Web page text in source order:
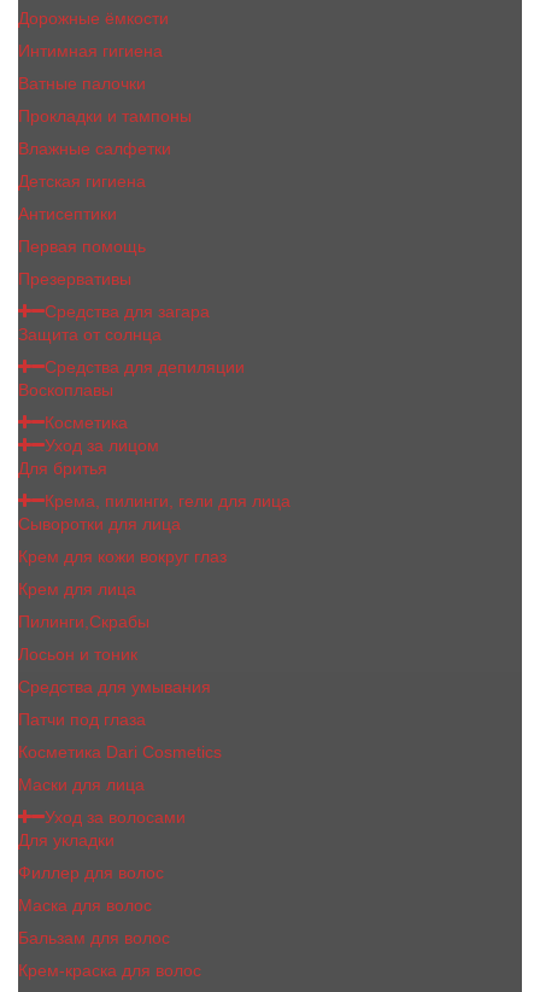
Дорожные ёмкости
Интимная гигиена
Ватные палочки
Прокладки и тампоны
Влажные салфетки
Детская гигиена
Антисептики
Первая помощь
Презервативы
Средства для загара
Защита от солнца
Средства для депиляции
Воскоплавы
Косметика
Уход за лицом
Для бритья
Крема, пилинги, гели для лица
Сыворотки для лица
Крем для кожи вокруг глаз
Крем для лица
Пилинги,Скрабы
Лосьон и тоник
Средства для умывания
Патчи под глаза
Косметика Dari Cosmetics
Маски для лица
Уход за волосами
Для укладки
Филлер для волос
Маска для волос
Бальзам для волос
Крем-краска для волос